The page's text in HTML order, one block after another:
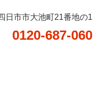
日市市大池町21番地の1
0120-687-060